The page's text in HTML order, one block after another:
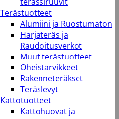
Terästuotteet
Alumiini ja Ruostumaton
Harjateräs ja
Raudoitusverkot
Muut terästuotteet
Oheistarvikkeet
Rakenneteräkset
Teräslevyt
Kattotuotteet
Kattohuovat ja